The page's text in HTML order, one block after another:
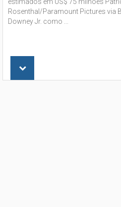
Rosenthal/Paramount Pictures via
Downey Jr. como ...